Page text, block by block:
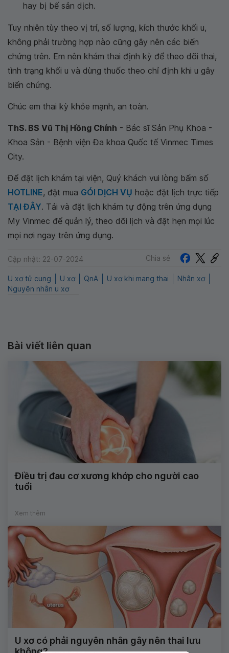
hay bị bế sản dịch.
Tuy nhiên tùy theo vị trí, số lượng, kích thước khối u,
không phải trường hợp nào cũng gây nên các biến
chứng trên. Em nên khám thai định kỳ để theo dõi thai,
tình trạng khối u và dùng thuốc theo chỉ định khi u gây
biến chứng.
Chúc em thai kỳ khỏe mạnh, an toàn.
ThS. BS Vũ Thị Hồng Chính - Bác sĩ Sản Phụ Khoa -
Khoa Sản - Bệnh viện Đa khoa Quốc tế Vinmec Times
City.
Để đặt lịch khám tại viện, Quý khách vui lòng bấm số
HOTLINE, đặt mua GÓI DỊCH VỤ hoặc đặt lịch trực tiếp
TẠI ĐÂY. Tải và đặt lịch khám tự động trên ứng dụng
My Vinmec để quản lý, theo dõi lịch và đặt hẹn mọi lúc
mọi nơi ngay trên ứng dụng.
Cập nhật: 22-07-2024 Chia sẻ
U xơ tử cung U xơ QnA U xơ khi mang thai
Nhân xơ
Nguyên nhân u xơ
Bài viết liên quan
Điều trị đau cơ xương khớp cho người cao
tuổi
Xem thêm
U xơ có phải nguyên nhân gây nên thai lưu